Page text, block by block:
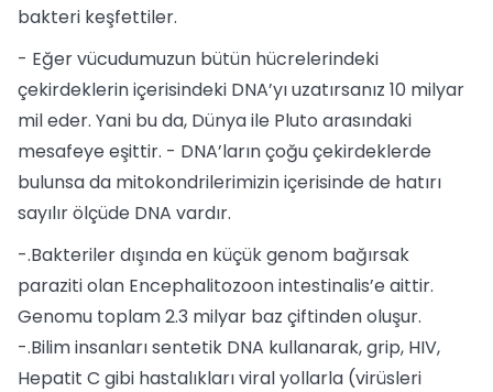
bakteri keşfettiler.
- Eğer vücudumuzun bütün hücrelerindeki
çekirdeklerin içerisindeki DNA’yı uzatırsanız 10 milyar
mil eder. Yani bu da, Dünya ile Pluto arasındaki
mesafeye eşittir. - DNA’ların çoğu çekirdeklerde
bulunsa da mitokondrilerimizin içerisinde de hatırı
sayılır ölçüde DNA vardır.
-.Bakteriler dışında en küçük genom bağırsak
paraziti olan Encephalitozoon intestinalis’e aittir.
Genomu toplam 2.3 milyar baz çiftinden oluşur.
-.Bilim insanları sentetik DNA kullanarak, grip, HIV,
Hepatit C gibi hastalıkları viral yollarla (virüsleri